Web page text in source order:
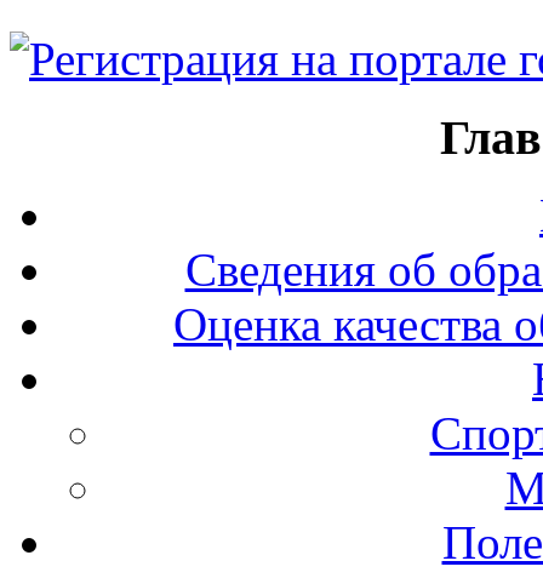
Сведения об
Оценка качества